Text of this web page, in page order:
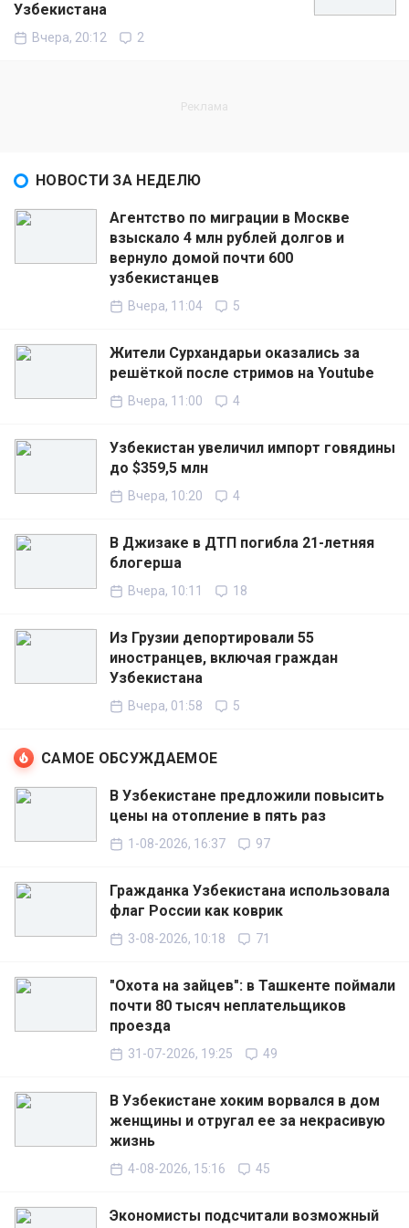
Узбекистана
Вчера, 20:12 2
НОВОСТИ ЗА НЕДЕЛЮ
Агентство по миграции в Москве
взыскало 4 млн рублей долгов и
вернуло домой почти 600
узбекистанцев
Вчера, 11:04 5
Жители Сурхандарьи оказались за
решёткой после стримов на Youtube
Вчера, 11:00 4
Узбекистан увеличил импорт говядины
до $359,5 млн
Вчера, 10:20 4
В Джизаке в ДТП погибла 21-летняя
блогерша
Вчера, 10:11 18
Из Грузии депортировали 55
иностранцев, включая граждан
Узбекистана
Вчера, 01:58 5
САМОЕ ОБСУЖДАЕМОЕ
В Узбекистане предложили повысить
цены на отопление в пять раз
1-08-2026, 16:37 97
Гражданка Узбекистана использовала
флаг России как коврик
3-08-2026, 10:18 71
"Охота на зайцев": в Ташкенте поймали
почти 80 тысяч неплательщиков
проезда
31-07-2026, 19:25 49
В Узбекистане хоким ворвался в дом
женщины и отругал ее за некрасивую
жизнь
4-08-2026, 15:16 45
Экономисты подсчитали возможный